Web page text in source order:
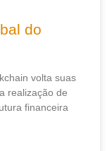
do
volta suas
realização de
financeira